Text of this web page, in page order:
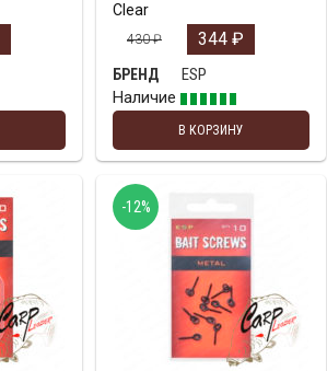
Clear
430₽ 344 ₽
БРЕНД
ESP
Наличие
В КОРЗИНУ
-12%